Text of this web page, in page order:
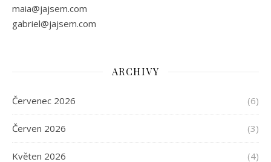
maia@jajsem.com
gabriel@jajsem.com
ARCHIVY
Červenec 2026 (6)
Červen 2026 (3)
Květen 2026 (4)